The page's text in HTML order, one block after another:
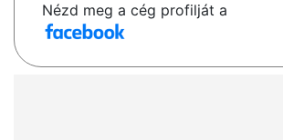
Nézd meg a cég profilját a